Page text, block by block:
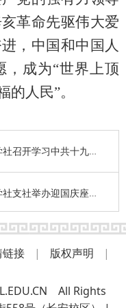
革命先驱伟大爱
，中国和中国人
，成为“世界上顶
的人民”。
共十九届六中全会精神座谈会
社举办迎国庆座谈会
接 | 版权声明
|
All Rights